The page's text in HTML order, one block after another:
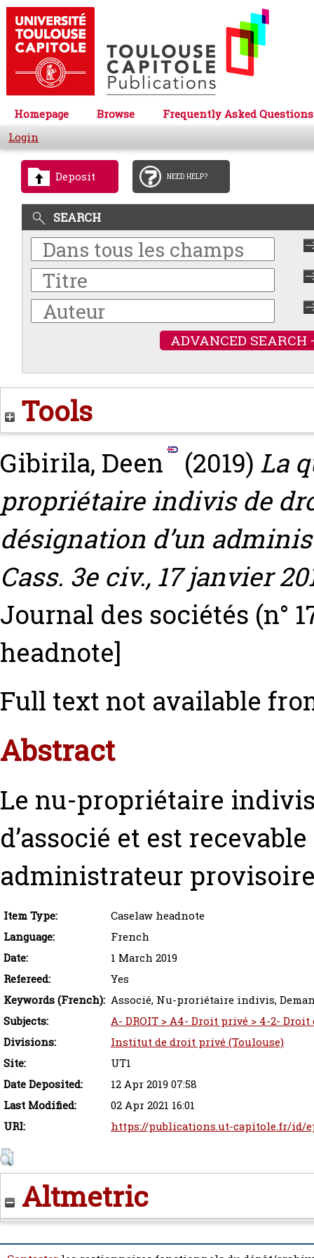
Homepage Browse
Frequently Asked Questions
Login
Deposit NEED HELP?
SEARCH
ADVANCED SEARCH
Tools
Gibirila, Deen (2019) La
propriétaire indivis de
désignation d’un
Cass. 3e civ., 17 janvier
Journal des sociétés (n°
headnote]
Full text not available
Abstract
Le nu-propriétaire
d’associé et est
administrateur
Item Type:
Caselaw headnote
Language:
French
Date:
1 March 2019
Refereed:
Yes
Keywords (French): Associé, Nu-proriétaire indivis,
Subjects:
A- DROIT > A4- Droit privé > 4-2-
Divisions:
Institut de droit privé (Toulouse)
Site:
UT1
Date Deposited:
12 Apr 2019 07:58
Last Modified:
02 Apr 2021 16:01
URI:
https://publications.ut-capitole.fr/id/
Altmetric